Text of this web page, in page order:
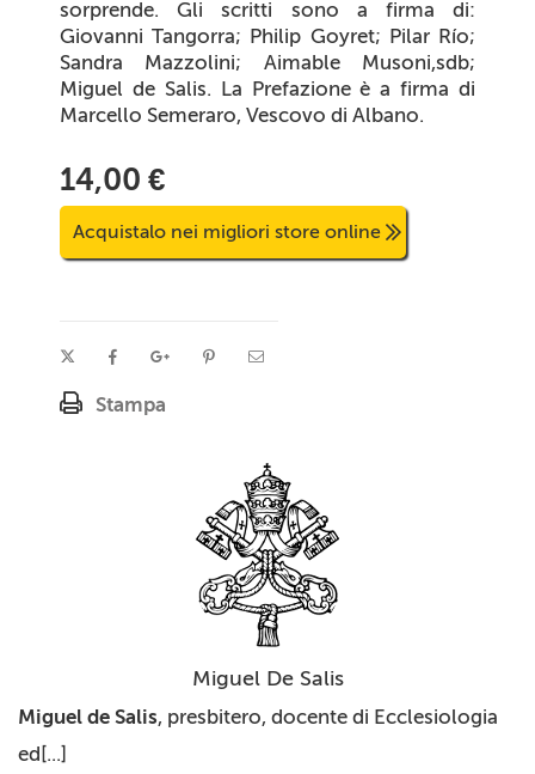
sorprende. Gli scritti sono a firma di:
Giovanni Tangorra; Philip Goyret; Pilar Río;
Sandra Mazzolini; Aimable Musoni,sdb;
Miguel de Salis. La Prefazione è a firma di
Marcello Semeraro, Vescovo di Albano.
14,00 €
Acquistalo nei migliori store online
Stampa
Miguel De Salis
Miguel de Salis, presbitero, docente di Ecclesiologia
ed[...]